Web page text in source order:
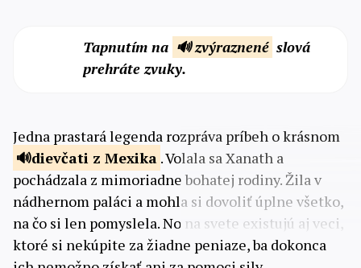
Tapnutím na 🔊 zvýraznené slová
prehráte zvuky.
Jedna prastará legenda rozpráva príbeh o krásnom
dievčati z Mexika . Volala sa Xanath a
pochádzala z mimoriadne bohatej rodiny. Žila v
nádhernom paláci a mohla si dovoliť úplne všetko,
na čo si len pomyslela. No na svete existujú aj veci,
ktoré si nekúpite za žiadne peniaze, ba dokonca